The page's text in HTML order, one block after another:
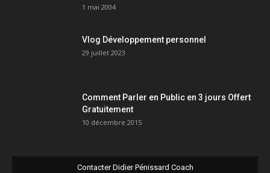
1 mai 2004
Vlog Développement personnel
29 juillet 2023
Comment Parler en Public en 3 jours Offert
Gratuitement
10 décembre 2015
Contacter Didier Pénissard Coach